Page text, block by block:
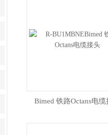
Bimed 铁路Octans电缆